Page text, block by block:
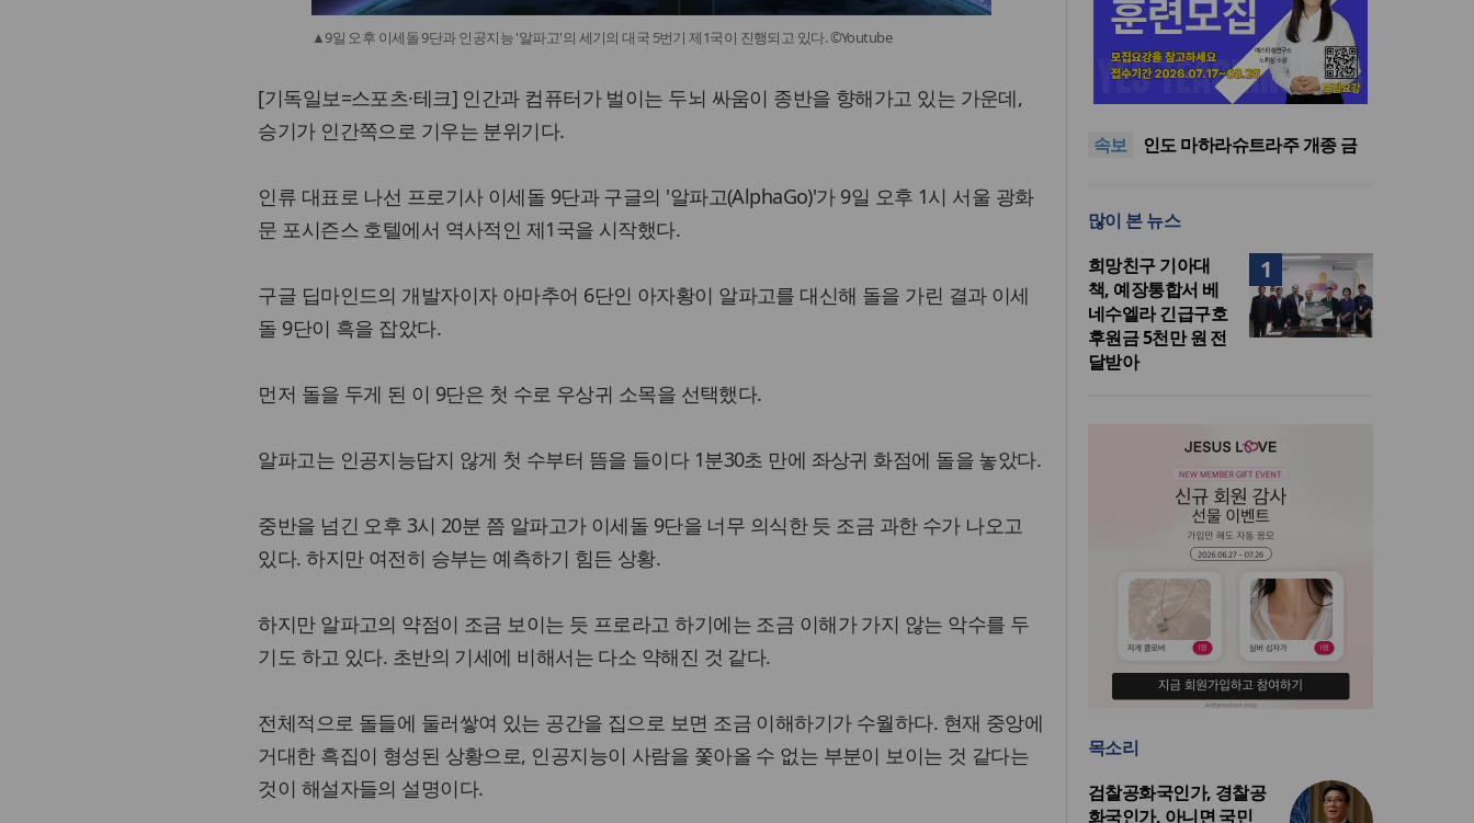
▲9일 오후 이세돌 9단과 인공지능 '알파고'의 세기의 대국 5번기 제1국이 진행되고 있다. ©Youtube
[기독일보=스포츠·테크] 인간과 컴퓨터가 벌이는 두뇌 싸움이 종반을 향해가고 있는 가운데,
승기가 인간쪽으로 기우는 분위기다.
인류 대표로 나선 프로기사 이세돌 9단과 구글의 '알파고(AlphaGo)'가 9일 오후 1시 서울 광화
문 포시즌스 호텔에서 역사적인 제1국을 시작했다.
구글 딥마인드의 개발자이자 아마추어 6단인 아자황이 알파고를 대신해 돌을 가린 결과 이세
돌 9단이 흑을 잡았다.
먼저 돌을 두게 된 이 9단은 첫 수로 우상귀 소목을 선택했다.
알파고는 인공지능답지 않게 첫 수부터 뜸을 들이다 1분30초 만에 좌상귀 화점에 돌을 놓았다.
중반을 넘긴 오후 3시 20분 쯤 알파고가 이세돌 9단을 너무 의식한 듯 조금 과한 수가 나오고
있다. 하지만 여전히 승부는 예측하기 힘든 상황.
하지만 알파고의 약점이 조금 보이는 듯 프로라고 하기에는 조금 이해가 가지 않는 악수를 두
기도 하고 있다. 초반의 기세에 비해서는 다소 약해진 것 같다.
전체적으로 돌들에 둘러쌓여 있는 공간을 집으로 보면 조금 이해하기가 수월하다. 현재 중앙에
거대한 흑집이 형성된 상황으로, 인공지능이 사람을 쫓아올 수 없는 부분이 보이는 것 같다는
것이 해설자들의 설명이다.
속보
인도 마하라슈트라주 개종 금
지법 시행… 기독교계 강력 반
발
올리벳대학교, 120만 평 리버사
이드 대학 캠퍼스 영구 사용 승
인… 장기 개발 기반 확보
美 이민구금센터에 억류됐던
한인 목회자 석방돼
우크라 선교사 3부자의 헌신
진다”
신이 주도”
인도 마하라슈트라주 개종 금
인… 장기 개발 기반 확보
많이 본 뉴스
1
희망친구 기아대
책, 예장통합서 베
네수엘라 긴급구호
후원금 5천만 원 전
달받아
목소리
검찰공화국인가, 경찰공
화국인가, 아니면 국민